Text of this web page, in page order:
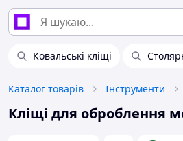
Ковальські кліщі
Каталог товарів Інструменти
Кліщі для оброблення